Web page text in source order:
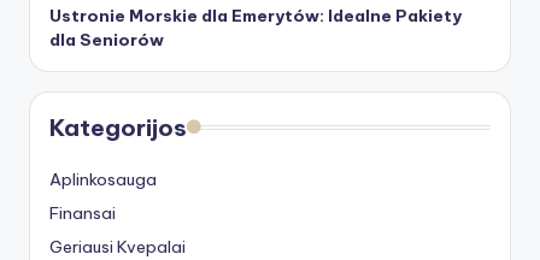
Ustronie Morskie dla Emerytów: Idealne Pakiety
dla Seniorów
Kategorijos
Aplinkosauga
Finansai
Geriausi Kvepalai